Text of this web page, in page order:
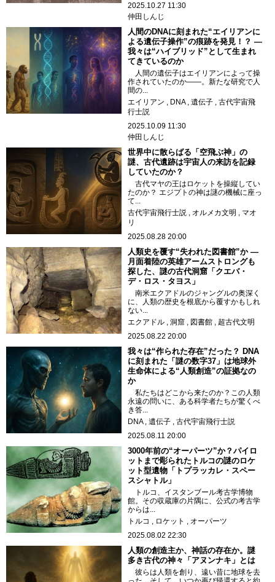
2025.10.27 11:30
仲田しんじ
人間のDNAに刻まれた“エイリアンに
よる遺伝子操作”の痕跡を発見！？ ―
我々は“ハイブリッド”として生まれ
てきているのか
人間の遺伝子はエイリアンによって操
作されていたのか――。新たな研究で人
間の...
エイリアン
DNA 遺伝子
古代宇宙飛
行士説
2025.10.09 11:30
仲田しんじ
世界中に散らばる「空飛ぶ神」の
謎、古代遺跡は宇宙人の来訪を記録
していたのか？
古代マヤの王はロケットを操縦してい
たのか？ エジプトの神は謎の機械に座っ
て...
古代宇宙飛行士説
オルメカ文明
マオ
リ
2025.08.28 20:00
人類史を覆す“失われた図書館”か ―
月面着陸の英雄アームストロングも
探した、謎の古代洞窟「クエバ・
デ・ロス・タヨス」
南米エクアドルのジャングルの奥深く
に、人類の歴史を根底から覆すかもしれ
ない...
エクアドル
洞窟 図書館
超古代文明
2025.08.22 20:00
我々は“作られた存在”だった？ DNA
に刻まれた「謎の数字37」は地球外
生命体による“人類創造”の証拠なの
か
私たちはどこから来たのか？この人類
永遠の問いに、ある科学者たちが驚くべ
き答...
DNA
遺伝子
古代宇宙飛行士説
2025.08.11 20:00
3000年前の“オーパーツ”か？パイロ
ットまで彫られたトルコの謎のロケ
ット型遺物「トプラッカレ・スペー
スシャトル」
トルコ、イスタンブール考古学博物
館。その収蔵庫の片隅に、公式の考古学
からは...
トルコ
ロケット
オーパーツ
2025.08.02 22:30
人類の創造主か、神話の存在か。謎
多き古代の神々「アヌンナキ」とは
彼らは人類を創り、遠い昔に地球を去